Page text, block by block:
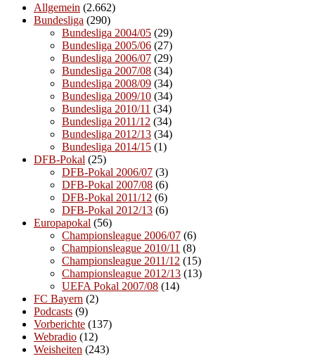
Allgemein (2.662)
Bundesliga (290)
Bundesliga 2004/05 (29)
Bundesliga 2005/06 (27)
Bundesliga 2006/07 (29)
Bundesliga 2007/08 (34)
Bundesliga 2008/09 (34)
Bundesliga 2009/10 (34)
Bundesliga 2010/11 (34)
Bundesliga 2011/12 (34)
Bundesliga 2012/13 (34)
Bundesliga 2014/15 (1)
DFB-Pokal (25)
DFB-Pokal 2006/07 (3)
DFB-Pokal 2007/08 (6)
DFB-Pokal 2011/12 (6)
DFB-Pokal 2012/13 (6)
Europapokal (56)
Championsleague 2006/07 (6)
Championsleague 2010/11 (8)
Championsleague 2011/12 (15)
Championsleague 2012/13 (13)
UEFA Pokal 2007/08 (14)
FC Bayern (2)
Podcasts (9)
Vorberichte (137)
Webradio (12)
Weisheiten (243)